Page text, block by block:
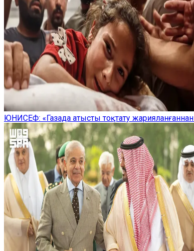
ЮНИСЕФ: «Газада атысты тоқтату жарияланғаннан